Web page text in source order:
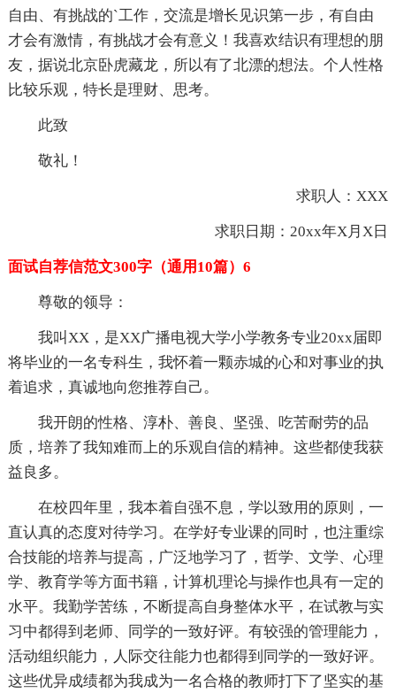
自由、有挑战的`工作，交流是增长见识第一步，有自由
才会有激情，有挑战才会有意义！我喜欢结识有理想的朋
友，据说北京卧虎藏龙，所以有了北漂的想法。个人性格
比较乐观，特长是理财、思考。
此致
敬礼！
求职人：XXX
求职日期：20xx年X月X日
面试自荐信范文300字（通用10篇）6
尊敬的领导：
我叫XX，是XX广播电视大学小学教务专业20xx届即
将毕业的一名专科生，我怀着一颗赤城的心和对事业的执
着追求，真诚地向您推荐自己。
我开朗的性格、淳朴、善良、坚强、吃苦耐劳的品
质，培养了我知难而上的乐观自信的精神。这些都使我获
益良多。
在校四年里，我本着自强不息，学以致用的原则，一
直认真的态度对待学习。在学好专业课的同时，也注重综
合技能的培养与提高，广泛地学习了，哲学、文学、心理
学、教育学等方面书籍，计算机理论与操作也具有一定的
水平。我勤学苦练，不断提高自身整体水平，在试教与实
习中都得到老师、同学的一致好评。有较强的管理能力，
活动组织能力，人际交往能力也都得到同学的一致好评。
这些优异成绩都为我成为一名合格的教师打下了坚实的基